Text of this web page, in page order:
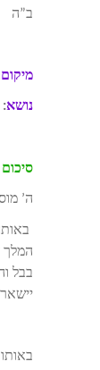
ב”ה
מיקום
נושא:
ה’
המלך
בבל